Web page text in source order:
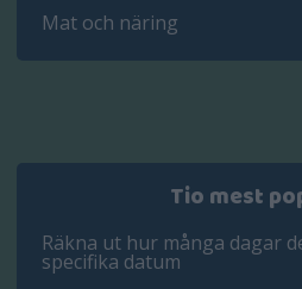
Mat och näring
Tio mest
Räkna ut hur många dagar
specifika datum